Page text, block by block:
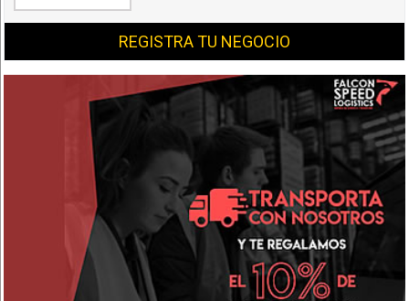
REGISTRA TU NEGOCIO